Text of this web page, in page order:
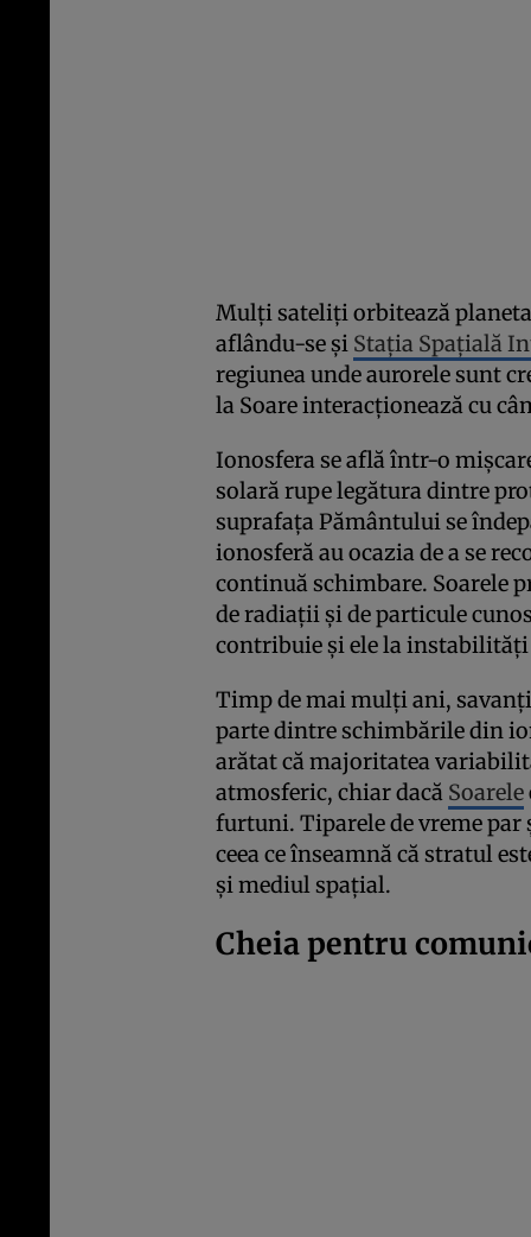
Mulţi sateliţi orbitează
aflându-se şi Staţia Spaţială
regiunea unde aurorele sunt
la Soare interacţionează cu
Ionosfera se află într-o
solară rupe legătura dintre
suprafaţa Pământului se
ionosferă au ocazia de a se
continuă schimbare. Soarele
de radiaţii şi de particule
contribuie şi ele la
Timp de mai mulţi ani,
parte dintre schimbările din
arătat că majoritatea
atmosferic, chiar dacă Soarele
furtuni. Tiparele de vreme
ceea ce înseamnă că stratul
şi mediul spaţial.
Cheia pentru